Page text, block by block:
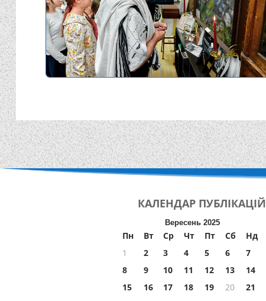
КАЛЕНДАР ПУБЛІКАЦІЙ
Вересень 2025
Пн Вт Ср Чт Пт Сб
Нд
1
2 3 4 5 6
7
8
9 10 11 12 13
14
15
16 17 18 19 20
21